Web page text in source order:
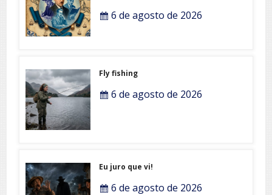
6 de agosto de 2026
Fly fishing
6 de agosto de 2026
Eu juro que vi!
6 de agosto de 2026